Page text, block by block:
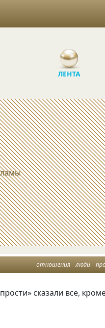
ЛЕНТА
отношения люди
сказали все,